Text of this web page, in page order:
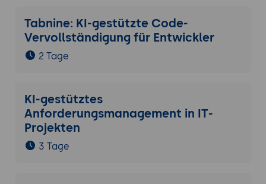
Tabnine: KI-gestützte Code-
Vervollständigung für Entwickler
2 Tage
KI-gestütztes
Anforderungsmanagement in IT-
Projekten
3 Tage